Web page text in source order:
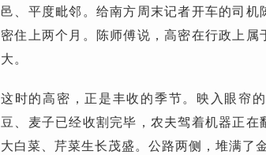
邑、平度毗邻。给南方周末记者开车的司
密住上两个月。陈师傅说，高密在行政上
大。
这时的高密，正是丰收的季节。映入眼帘
豆、麦子已经收割完毕，农夫驾着机器正在
大白菜、芹菜生长茂盛。公路两侧，堆满了